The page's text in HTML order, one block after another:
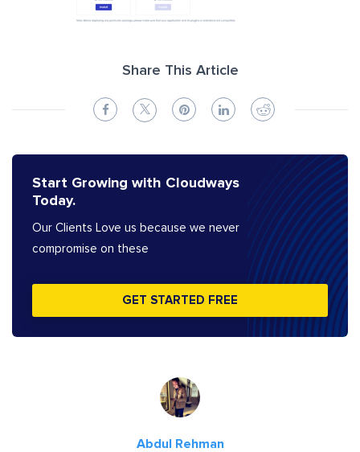
Share This Article
Start Growing with Cloudways
Today.
Our Clients Love us because we never
compromise on these
GET STARTED FREE
Abdul Rehman